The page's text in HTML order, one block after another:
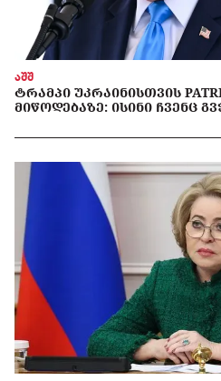
აშშ
ᲢᲠᲐᲛᲞᲘ ᲣᲙᲠᲐᲘᲜᲘᲡᲗᲕᲘᲡ
ᲛᲘᲬᲝᲓᲔᲑᲐᲖᲔ: ᲘᲡᲘᲜᲘ ᲩᲕᲔᲜᲪ